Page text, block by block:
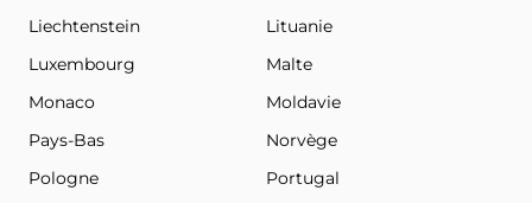
Liechtenstein
Lituanie
Luxembourg
Malte
Monaco
Moldavie
Pays-Bas
Norvège
Pologne
Portugal